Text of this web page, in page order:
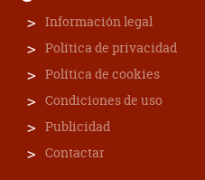
Información legal
Política de privacidad
Política de cookies
Condiciones de uso
Publicidad
Contactar